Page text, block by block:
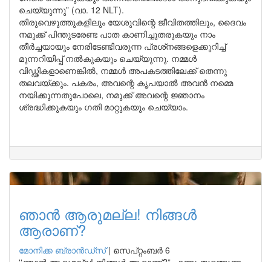
ചെയ്യുന്നു” (വാ. 12 NLT).
തിരുവെഴുത്തുകളിലും യേശുവിന്റെ ജീവിതത്തിലും, ദൈവം
നമുക്ക് പിന്തുടരേണ്ട പാത കാണിച്ചുതരുകയും നാം
തീർച്ചയായും നേരിടേണ്ടിവരുന്ന പ്രശ്‌നങ്ങളെക്കുറിച്ച്
മുന്നറിയിപ്പ് നൽകുകയും ചെയ്യുന്നു. നമ്മൾ
വിഡ്ഢികളാണെങ്കിൽ, നമ്മൾ അപകടത്തിലേക്ക് തെന്നു
തലവയ്ക്കും. പകരം, അവന്റെ കൃപയാൽ അവൻ നമ്മെ
നയിക്കുന്നതുപോലെ, നമുക്ക് അവന്റെ ജ്ഞാനം
ശ്രദ്ധിക്കുകയും ഗതി മാറ്റുകയും ചെയ്യാം.
ഞാൻ ആരുമല്ല! നിങ്ങൾ
ആരാണ്?
മോനിക്ക ബ്രാന്‍ഡ്‌സ്| സെപ്റ്റംബർ 6